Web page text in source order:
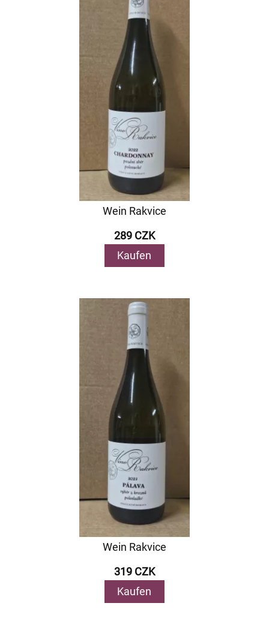
Wein Rakvice
289 CZK
Kaufen
Wein Rakvice
319 CZK
Kaufen